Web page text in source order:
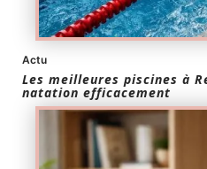
Actu
Les meilleures piscines à
natation efficacement